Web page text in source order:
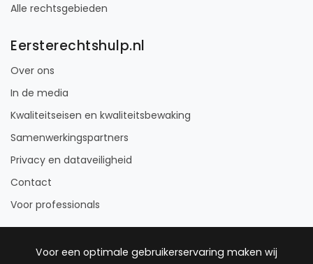
Alle rechtsgebieden
Eersterechtshulp.nl
Over ons
In de media
Kwaliteitseisen en kwaliteitsbewaking
Samenwerkingspartners
Privacy en dataveiligheid
Contact
Voor professionals
Voor een optimale gebruikerservaring maken wij